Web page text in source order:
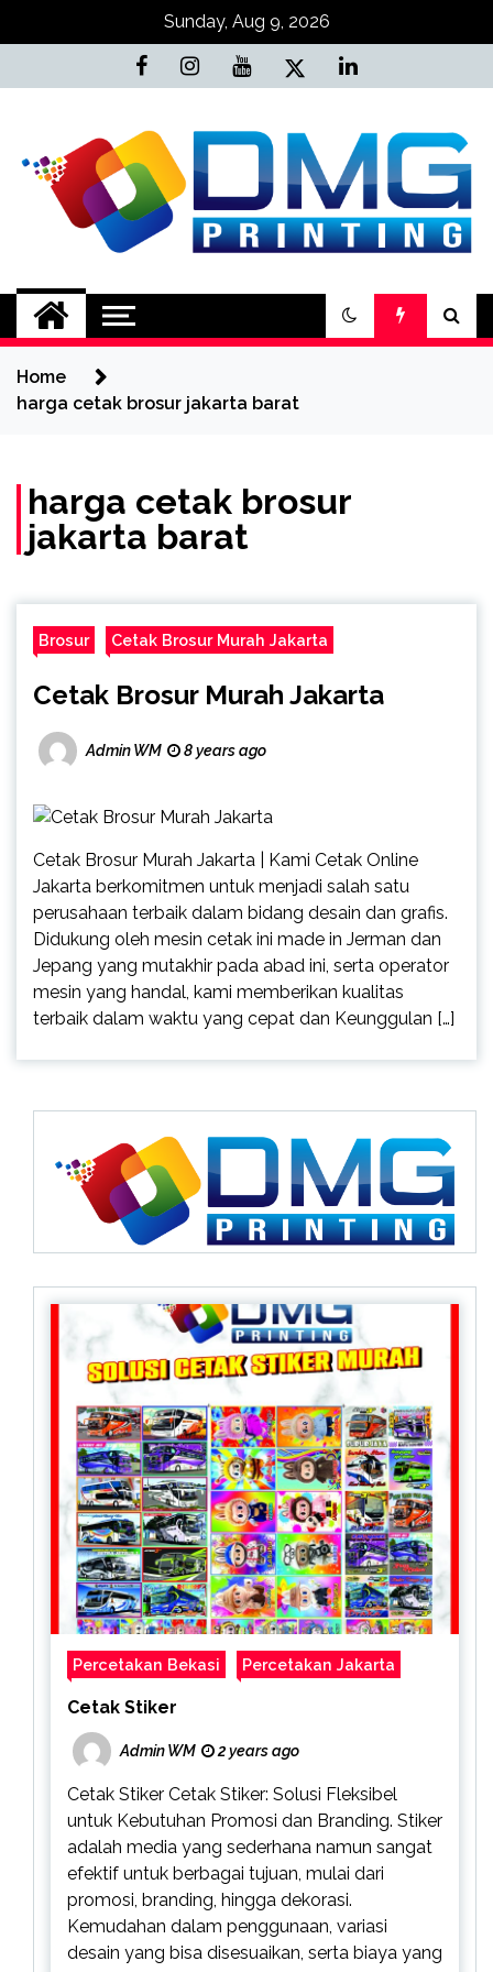
Sunday, Aug 9, 2026
Jasa Cetak Online
DMG Printing
Home
harga cetak brosur jakarta barat
harga cetak brosur
jakarta barat
Brosur Cetak Brosur Murah Jakarta
Cetak Brosur Murah Jakarta
Admin WM 8 years ago
Cetak Brosur Murah Jakarta | Kami Cetak Online
Jakarta berkomitmen untuk menjadi salah satu
perusahaan terbaik dalam bidang desain dan grafis.
Didukung oleh mesin cetak ini made in Jerman dan
Jepang yang mutakhir pada abad ini, serta operator
mesin yang handal, kami memberikan kualitas
terbaik dalam waktu yang cepat dan Keunggulan […]
Percetakan Bekasi Percetakan Jakarta
Cetak Stiker
Admin WM 2 years ago
Cetak Stiker Cetak Stiker: Solusi Fleksibel
untuk Kebutuhan Promosi dan Branding. Stiker
adalah media yang sederhana namun sangat
efektif untuk berbagai tujuan, mulai dari
promosi, branding, hingga dekorasi.
Kemudahan dalam penggunaan, variasi
desain yang bisa disesuaikan, serta biaya yang